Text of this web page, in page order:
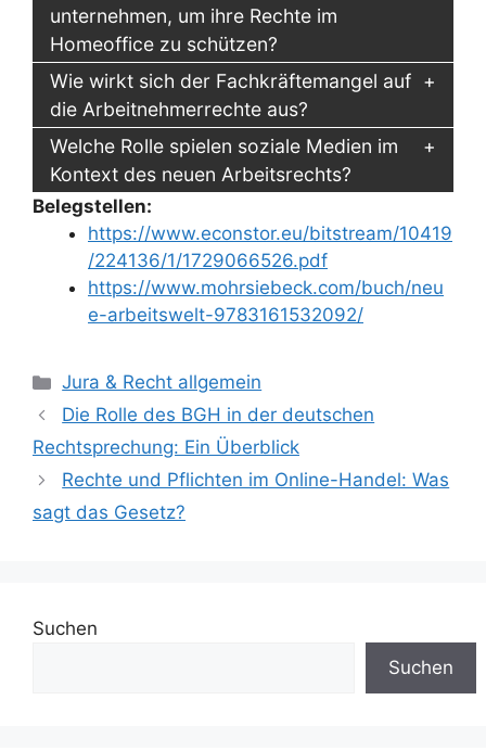
unternehmen, um ihre Rechte im
Homeoffice zu schützen?
Wie wirkt sich der Fachkräftemangel auf
die Arbeitnehmerrechte aus?
Welche Rolle spielen soziale Medien im
Kontext des neuen Arbeitsrechts?
Belegstellen:
https://www.econstor.eu/bitstream/10419
/224136/1/1729066526.pdf
https://www.mohrsiebeck.com/buch/neu
e-arbeitswelt-9783161532092/
Kategorien
Jura & Recht allgemein
Die Rolle des BGH in der deutschen
Rechtsprechung: Ein Überblick
Rechte und Pflichten im Online-Handel: Was
sagt das Gesetz?
Suchen
Suchen